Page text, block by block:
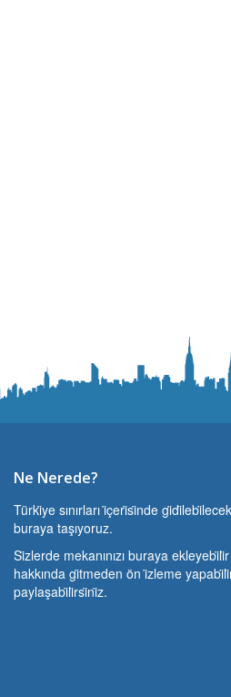
Ne Nerede?
Türki̇ye sınırları i̇çeri̇si̇nde
buraya taşıyoruz.
Si̇zlerde mekanınızı buraya
hakkında gi̇tmeden ön i̇zleme
paylaşabi̇li̇rsi̇ni̇z.